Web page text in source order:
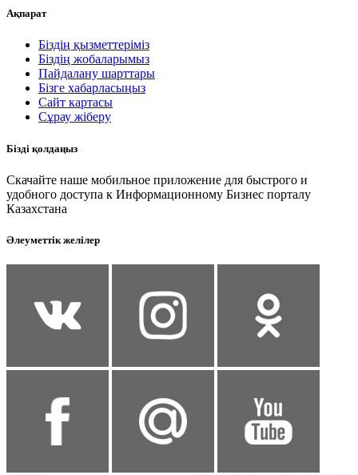
Ақпарат
Біздің қызметтеріміз
Біздің жобаларымыз
Пайдалану шарттары
Бізге хабарласыңыз
Сайт картасы
Сұрау жіберу
Бізді қолдаңыз
Скачайте наше мобильное приложение для быстрого и
удобного доступа к Информационному Бизнес порталу
Казахстана
Әлеуметтік желілер